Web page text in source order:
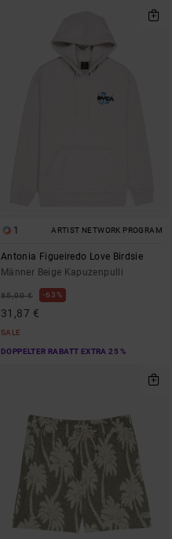
1 ARTIST NETWORK PROGRAM
Antonia Figueiredo Love Birdsie
Männer Beige Kapuzenpulli
85,00 € 63%
31,87 €
SALE
DOPPELTER RABATT EXTRA 25 %